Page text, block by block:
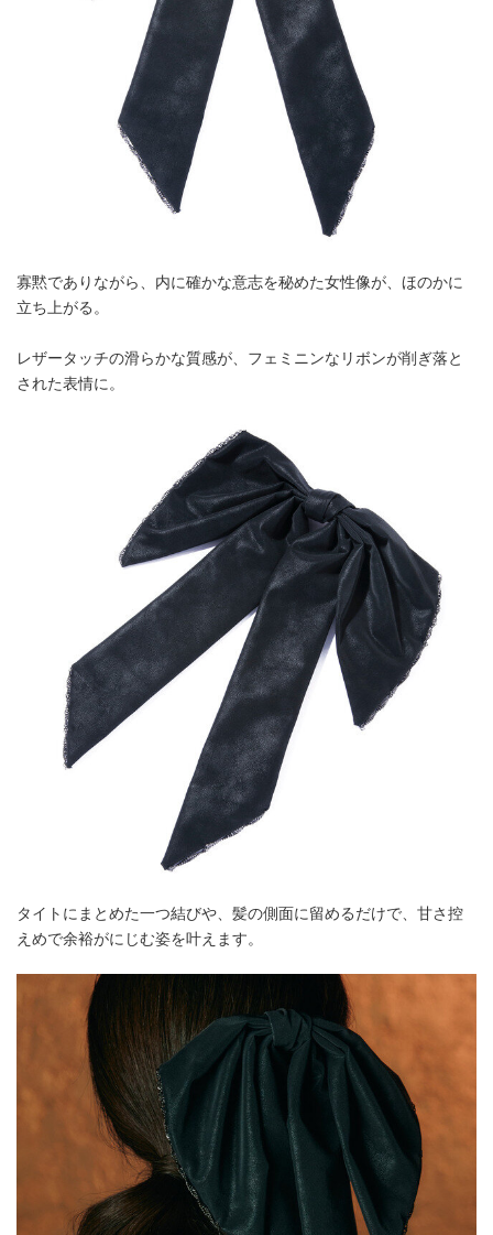
寡黙でありながら、内に確かな意志を秘めた女性像が、ほのかに
立ち上がる。
レザータッチの滑らかな質感が、フェミニンなリボンが削ぎ落と
された表情に。
タイトにまとめた一つ結びや、髪の側面に留めるだけで、甘さ控
えめで余裕がにじむ姿を叶えます。